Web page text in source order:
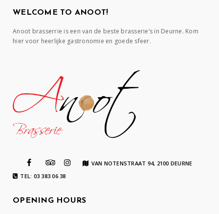
WELCOME TO ANOOT!
Anoot brasserrie is een van de beste brasserie’s in Deurne. Kom
hier voor heerlijke gastronomie en goede sfeer.
VAN NOTENSTRAAT 94, 2100 DEURNE
TEL: 03 383 06 38
OPENING HOURS